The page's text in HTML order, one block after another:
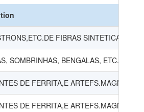
FIBRAS SINTETICAS/
SOMBRINHAS, BENGALAS, ETC.
DE FERRITA,E
DE FERRITA,E